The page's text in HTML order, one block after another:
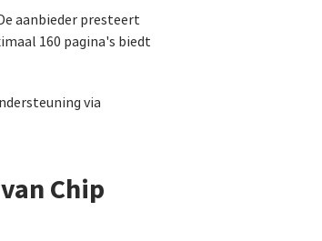
aanbieder presteert
160 pagina's biedt
via
Chip